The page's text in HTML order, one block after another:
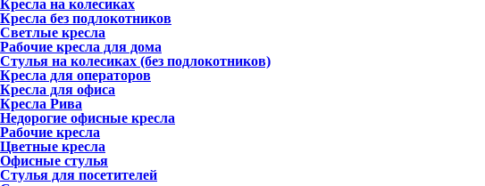
Кресла на колесиках
Кресла без подлокотников
Светлые кресла
Рабочие кресла для дома
Стулья на колесиках (без подлокотников)
Кресла для операторов
Кресла для офиса
Кресла Рива
Недорогие офисные кресла
Рабочие кресла
Цветные кресла
Офисные стулья
Стулья для посетителей